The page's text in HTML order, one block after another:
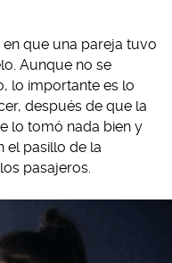
que una pareja tuvo
Aunque no se
lo importante es lo
después de que la
lo tomó nada bien y
el pasillo de la
pasajeros.